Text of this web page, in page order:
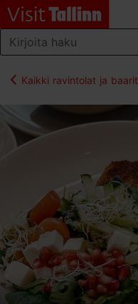
Kaikki ravintolat ja baarit